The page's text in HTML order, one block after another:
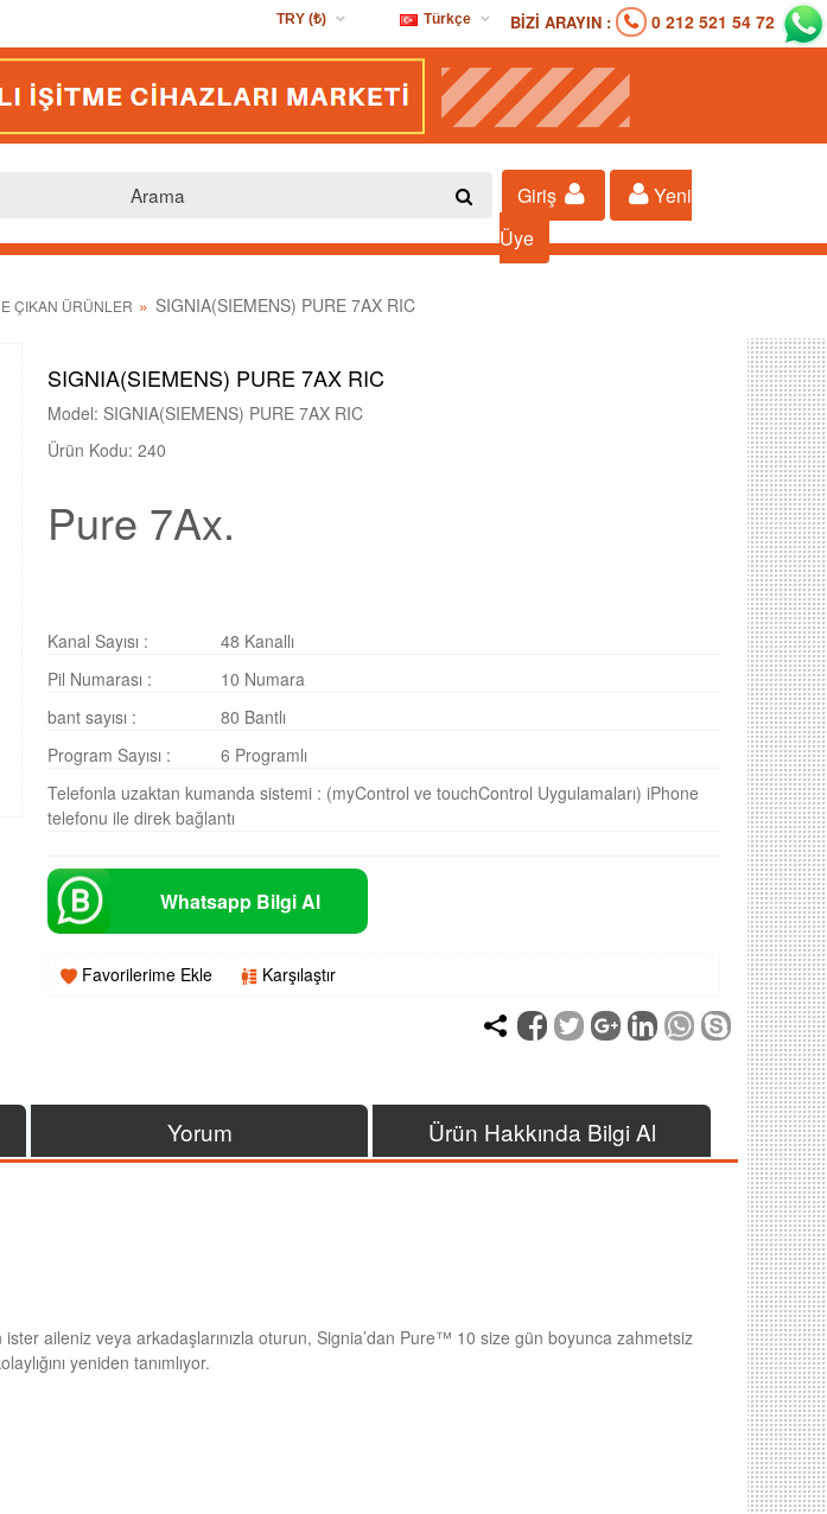
BİZİ ARAYIN : 0 212 521 54 72
Türkçe
Türkçe
TRY (₺)
USD ($)
GBP (£)
Giriş
Yeni
Üye
ÇIKAN ÜRÜNLER SIGNIA(SIEMENS) PURE 7AX RIC
SIGNIA(SIEMENS) PURE 7AX RIC
Model: SIGNIA(SIEMENS) PURE 7AX RIC
Ürün Kodu: 240
Pure 7Ax.
Kanal Sayısı :
48 Kanallı
Pil Numarası :
10 Numara
bant sayısı :
80 Bantlı
Program Sayısı :
6 Programlı
Telefonla uzaktan kumanda sistemi : (myControl ve touchControl Uygulamaları) iPhone
telefonu ile direk bağlantı
Whatsapp Bilgi Al
Favorilerime Ekle Karşılaştır
Yorum Ürün Hakkında Bilgi Al
aileniz veya arkadaşlarınızla oturun, Signia’dan Pure™ 10 size gün boyunca zahmetsiz
yeniden tanımlıyor.